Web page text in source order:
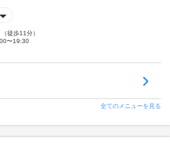
徒歩11分）
〜19:30
全てのメニューを見る